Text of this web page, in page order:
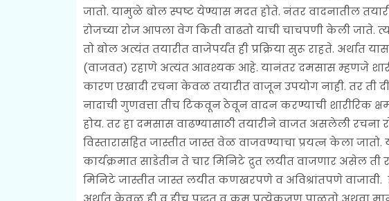
जातो. यामुळे बोल स्पष्ट येण्यास मदत होते. नंतर वादनातील
रोजच्या रोज आपला वेग किती वाढतो याची चाचपणी केली जाते.
तो बोल अत्यंत तयारीत वाजेपर्यंत ही प्रक्रिया सुरू राहते. अर्थात
(वाजवत) रहाणे अत्यंत आवश्यक आहे. यानंतर दमसास म्हणजे
कारण एखादी रचना केवळ तयारीत वाजून उपयोग नाही. तर ती
नादाची गुणवत्ता तीच टिकवून ठेवून वादन करण्याची शारीरिक
होय. तर हा दमसास वाढण्यासाठी तयारीने वाजत असलेली रचना
विस्तारासहित जास्तीत जास्त वेळ वाजवण्याचा प्रयत्न केला
कार्यक्रमात साडेतीन ते चार मिनिटे द्रुत लयीत वाजणार असेल ती
मिनिटे जास्तीत जास्त लयीत कणखरपणे व अविश्रांतपणे वाजावी.